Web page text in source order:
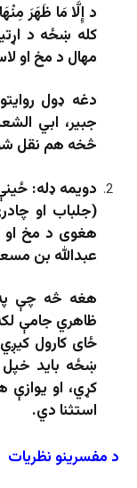
د إِلَّا مَا ظَهَرَ
کله ښځه د
مهال د مخ او
دغه ډول
جبیر، ابي
څخه هم نقل
دویمه ډله:
(جلباب او
هغوی د مخ او
عبدالله بن
هغه څه چې په
ظاهري جامې
ځای کارول
ښځه باید خپل
کړي، او یوازې
استثنا دي.
د مفسرینو نظریات